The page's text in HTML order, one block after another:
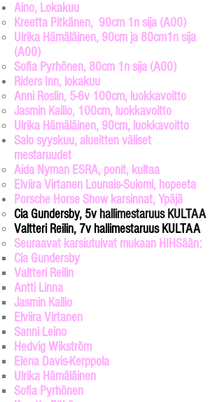
Aino, Lokakuu
Kreetta Pitkänen, 90cm 1n sija​ (A00)
Ulrika Hämäläinen, 90cm ja 80cm1n sija
(A00)
Sofia Pyrhönen, 80cm 1n sija (A00)
Riders Inn, lokakuu
Anni Roslin, 5-6v 100cm, luokkavoitto​
Jasmin Kallio, 100cm, luokkavoitto
Ulrika Hämäläinen, 90cm, luokkavoitto
Salo syyskuu, alueitten väliset
mestaruudet
Aida Nyman ESRA, ponit, kultaa
Elviira Virtanen Lounais-Suiomi, hopeeta
Porsche Horse Show karsinnat, Ypäjä
Cia Gundersby, 5v hallimestaruus KULTAA
Valtteri Reilin, 7v hallimestaruus KULTAA
Seuraavat karsiutuivat mukaan HIHSään:
Cia Gundersby​
Valtteri Reilin
Antti Linna
Jasmin Kallio
Elviira Virtanen
Sanni Leino
Hedvig Wikström
Elena Davis-Kerppola
Ulrika Hämäläinen
Sofia Pyrhönen